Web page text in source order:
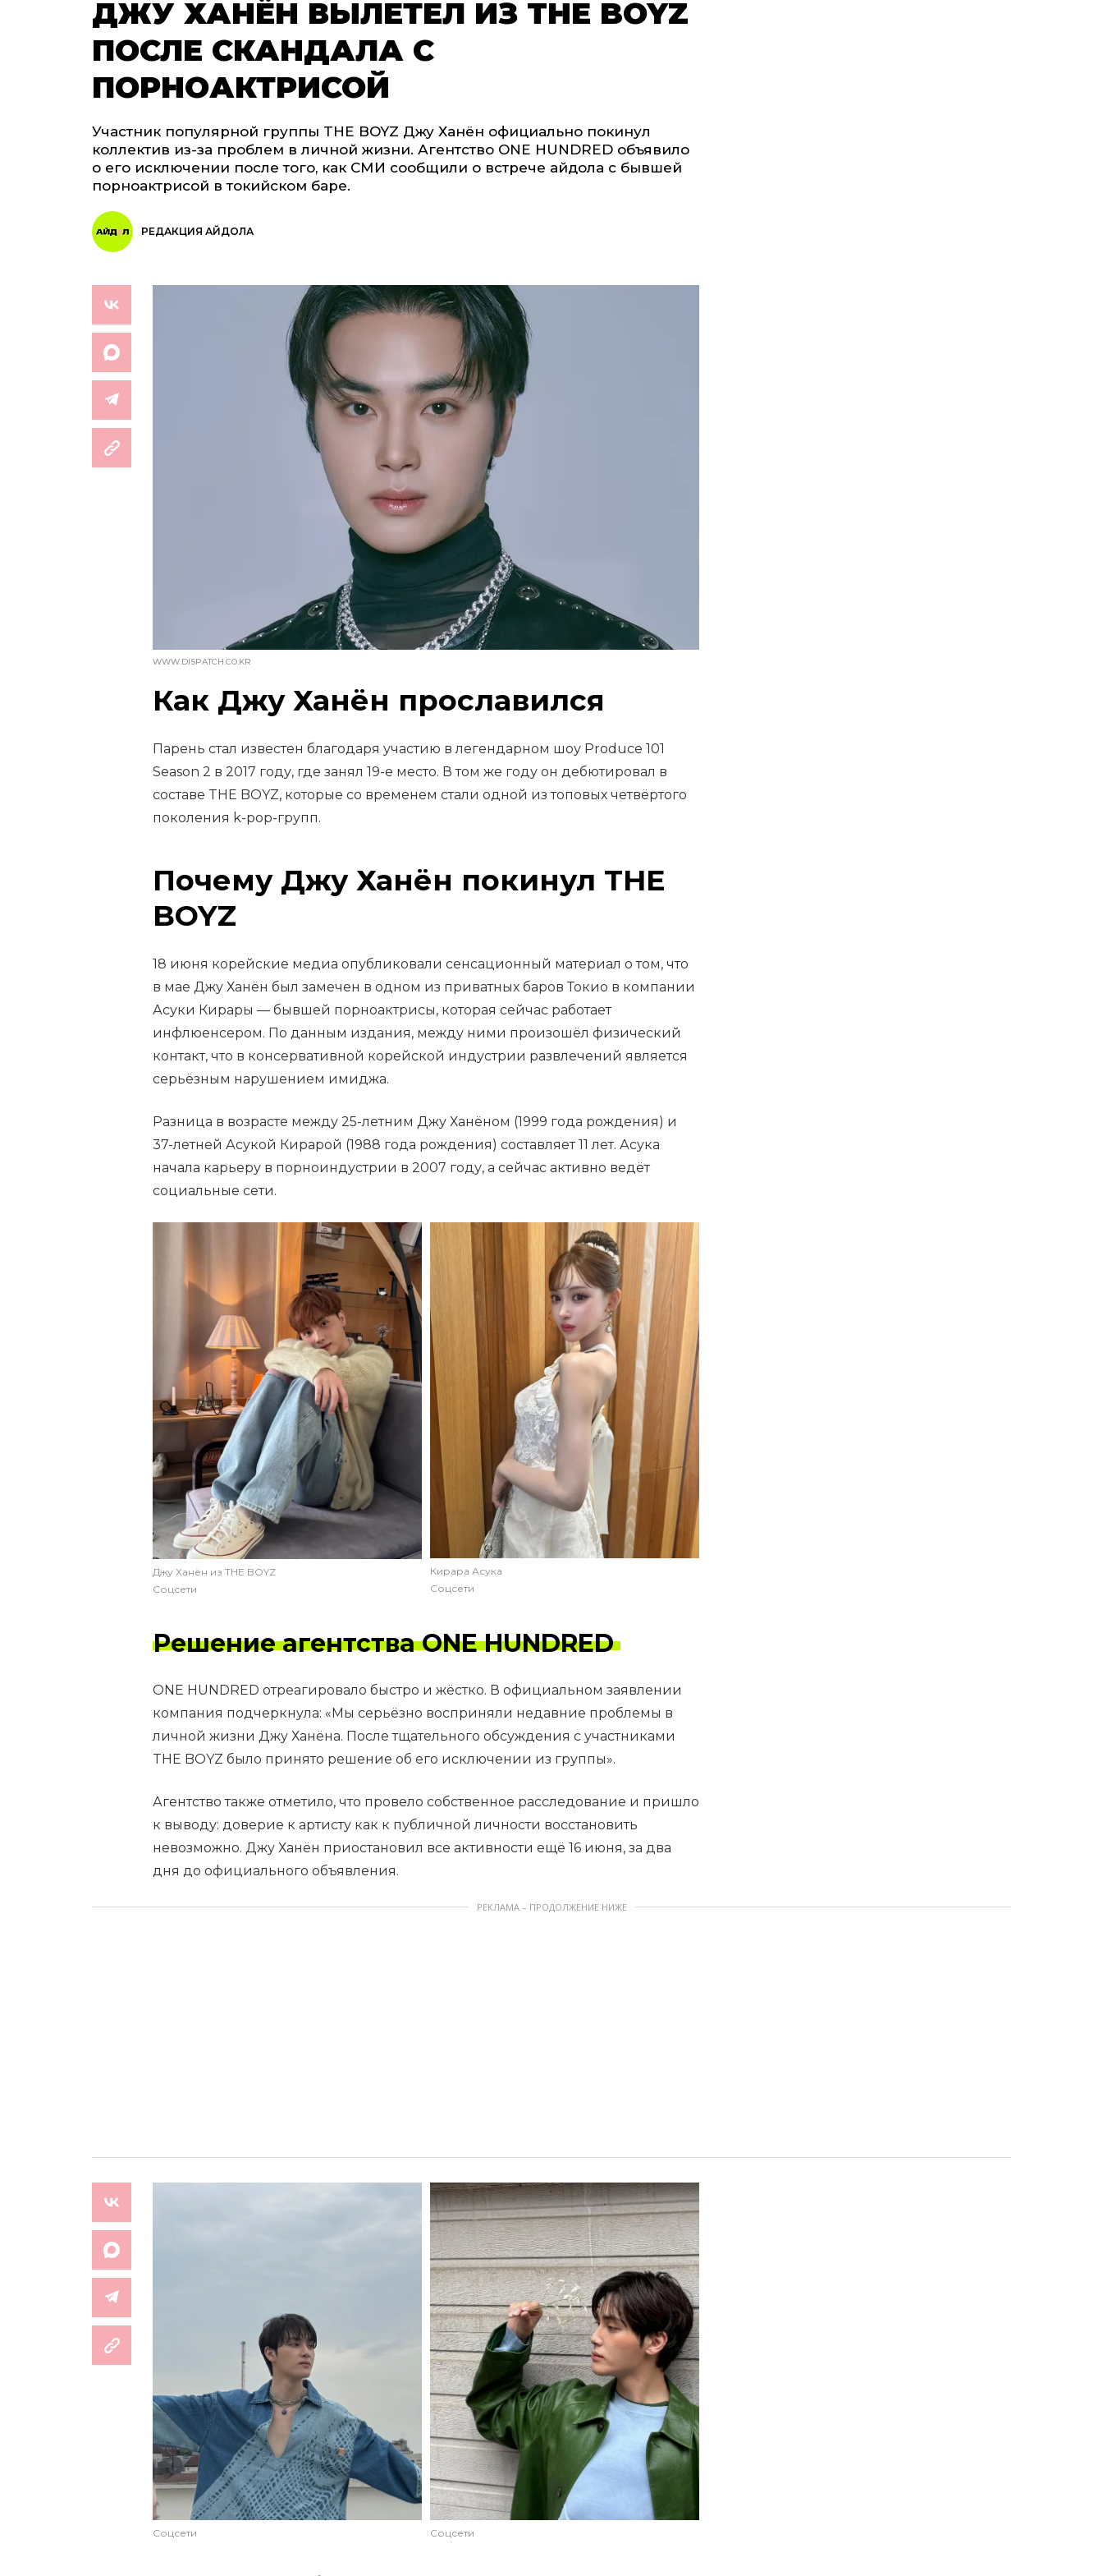
ДЖУ ХАНЁН ВЫЛЕТЕЛ ИЗ THE BOYZ
ПОСЛЕ СКАНДАЛА С
ПОРНОАКТРИСОЙ
Участник популярной группы THE BOYZ Джу Ханён официально покинул
коллектив из-за проблем в личной жизни. Агентство ONE HUNDRED объявило
о его исключении после того, как СМИ сообщили о встрече айдола с бывшей
порноактрисой в токийском баре.
РЕДАКЦИЯ АЙДОЛА
WWW.DISPATCH.CO.KR
Как Джу Ханён прославился
Парень стал известен благодаря участию в легендарном шоу Produce 101
Season 2 в 2017 году, где занял 19-е место. В том же году он дебютировал в
составе THE BOYZ, которые со временем стали одной из топовых четвёртого
поколения k-pop-групп.
Почему Джу Ханён покинул THE
BOYZ
18 июня корейские медиа опубликовали сенсационный материал о том, что
в мае Джу Ханён был замечен в одном из приватных баров Токио в компании
Асуки Кирары — бывшей порноактрисы, которая сейчас работает
инфлюенсером. По данным издания, между ними произошёл физический
контакт, что в консервативной корейской индустрии развлечений является
серьёзным нарушением имиджа.
Разница в возрасте между 25-летним Джу Ханёном (1999 года рождения) и
37-летней Асукой Кирарой (1988 года рождения) составляет 11 лет. Асука
начала карьеру в порноиндустрии в 2007 году, а сейчас активно ведёт
социальные сети.
Джу Ханён из THE BOYZ
Соцсети
Кирара Асука
Соцсети
Решение агентства ONE HUNDRED
ONE HUNDRED отреагировало быстро и жёстко. В официальном заявлении
компания подчеркнула: «Мы серьёзно восприняли недавние проблемы в
личной жизни Джу Ханёна. После тщательного обсуждения с участниками
THE BOYZ было принято решение об его исключении из группы».
Агентство также отметило, что провело собственное расследование и пришло
к выводу: доверие к артисту как к публичной личности восстановить
невозможно. Джу Ханён приостановил все активности ещё 16 июня, за два
дня до официального объявления.
РЕКЛАМА – ПРОДОЛЖЕНИЕ НИЖЕ
Соцсети Соцсети